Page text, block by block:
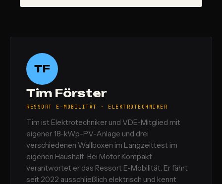
TF
Tim Förster
RESSORT E-MOBILITÄT · ELEKTROTECHNIKER
Tim ist Elektrotechniker und VDE-Mitglied mit
eigener 18-kWp-PV-Anlage und drei
verschiedenen Wallboxen im Langzeittest im
eigenen Haushalt. Bei Motor Kompakt
verantwortet er das Ressort E-Mobilität. Er fährt
seit 2022 ausschließlich elektrisch und kennt